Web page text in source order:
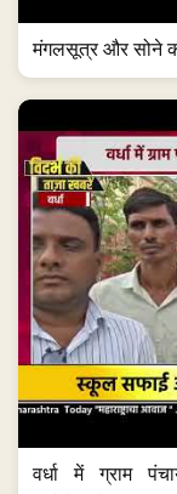
मंगलसूत्र और सोने
वर्धा में ग्राम